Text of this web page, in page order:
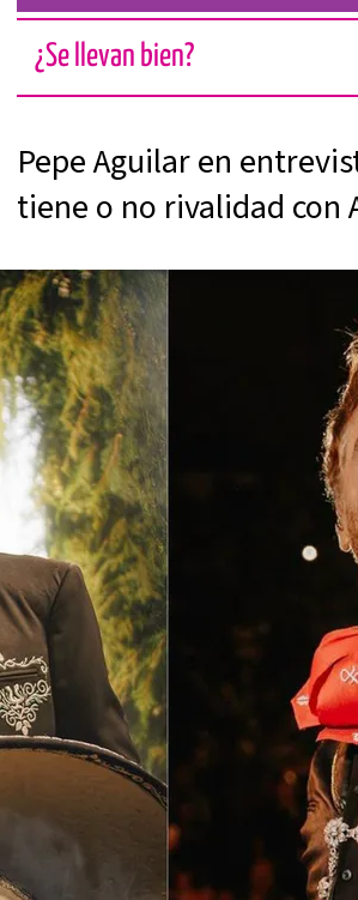
¿Se llevan bien?
Pepe Aguilar en
tiene o no rivalidad con